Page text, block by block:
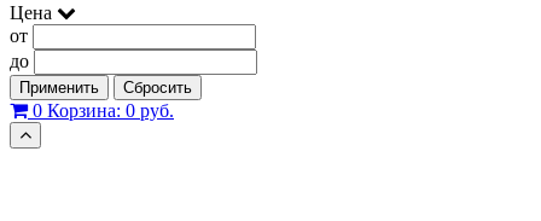
Цена
от
до
Применить Сбросить
0 Корзина: 0 руб.